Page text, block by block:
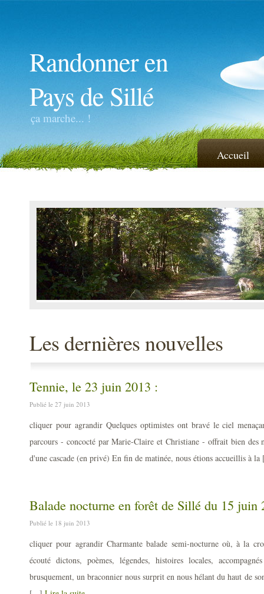
Randonner en
Pays de Sillé
ça marche... !
Accueil
Les dernières nouvelles
Tennie, le 23 juin 2013 :
Publié le 27 juin 2013
cliquer pour agrandir Quelques optimistes ont bravé le ciel
parcours - concocté par Marie-Claire et Christiane - offrait bien des
d'une cascade (en privé) En fin de matinée, nous étions accueillis à
Balade nocturne en forêt de Sillé du 15 juin
Publié le 18 juin 2013
cliquer pour agrandir Charmante balade semi-nocturne où, à la
écouté dictons, poèmes, légendes, histoires locales,
brusquement, un braconnier nous surprit en nous hélant du haut de